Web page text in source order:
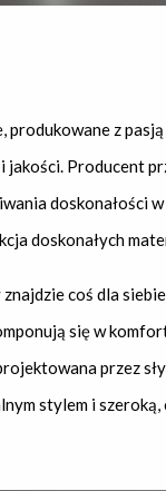
z
jakości. Producent
doskonałości
doskonałych
coś dla
się w
przez
stylem i